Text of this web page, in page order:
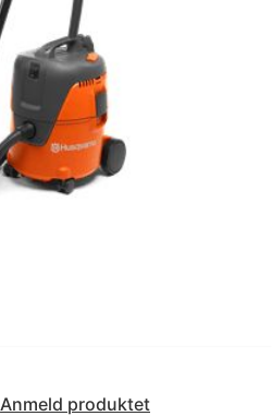
Anmeld produktet